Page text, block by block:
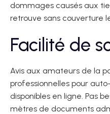
dommages causés aux
retrouve sans couverture
Facilité de
Avis aux amateurs de la
professionnelles pour
disponibles en ligne. Pas
mètres de documents